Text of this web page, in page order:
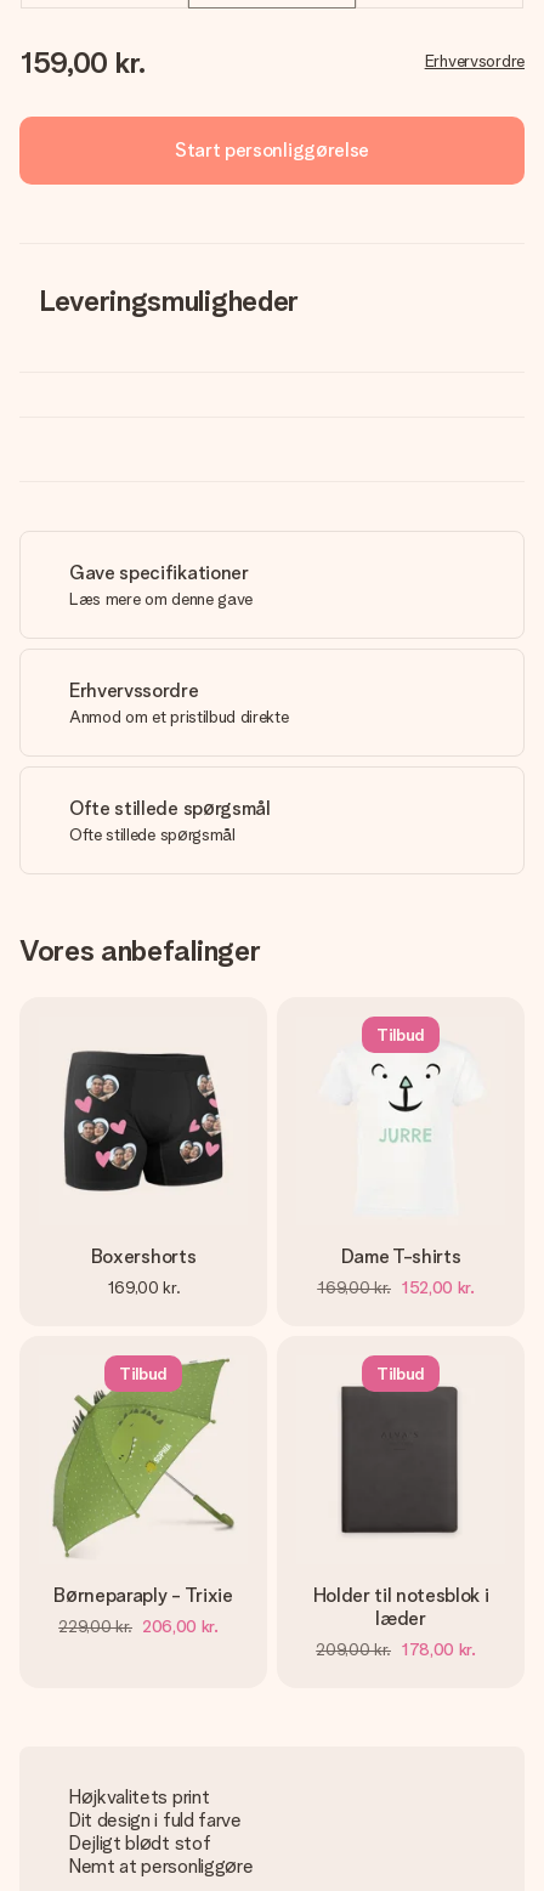
159,00 kr. Erhvervsordre
Start personliggørelse
Leveringsmuligheder
Gave specifikationer
Læs mere om denne gave
Erhvervssordre
Anmod om et pristilbud direkte
Ofte stillede spørgsmål
Ofte stillede spørgsmål
Vores anbefalinger
Boxershorts
169,00 kr.
Tilbud
Dame T-shirts
169,00 kr. 152,00 kr.
Tilbud
Børneparaply - Trixie
229,00 kr. 206,00 kr.
Tilbud
Holder til notesblok i
læder
209,00 kr. 178,00 kr.
Højkvalitets print
Dit design i fuld farve
Dejligt blødt stof
Nemt at personliggøre